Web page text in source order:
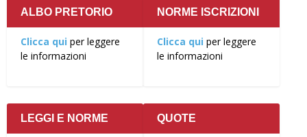
ALBO PRETORIO
Clicca qui per leggere
le informazioni
NORME ISCRIZIONI
Clicca qui per leggere
le informazioni
LEGGI E NORME QUOTE